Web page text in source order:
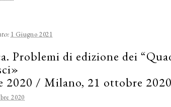
1 Giugno 2021
Problemi di edizione dei
2020 / Milano, 21 ottobre
2020